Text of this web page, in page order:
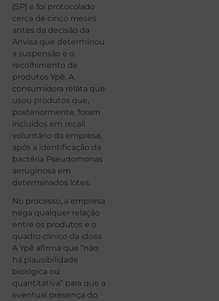
(SP) e foi protocolado
cerca de cinco meses
antes da decisão da
Anvisa que determinou
a suspensão e o
recolhimento de
produtos Ypê. A
consumidora relata que
usou produtos que,
posteriormente, foram
incluídos em recall
voluntário da empresa,
após a identificação da
bactéria Pseudomonas
aeruginosa em
determinados lotes.
No processo, a empresa
nega qualquer relação
entre os produtos e o
quadro clínico da idosa.
A Ypê afirma que “não
há plausibilidade
biológica ou
quantitativa” para que a
eventual presença do